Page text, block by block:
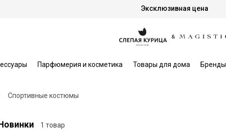
Эксклюзивная цена
Парфюмерия и косметика Товары для дома Бренды
Cпортивные костюмы
1 товар